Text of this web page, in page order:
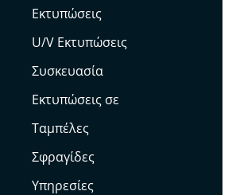
Εκτυπώσεις
U/V Εκτυπώσεις
Συσκευασία
Εκτυπώσεις σε
Ταμπέλες
Σφραγίδες
Υπηρεσίες